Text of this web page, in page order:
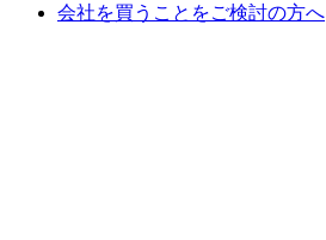
会社を買うことをご検討の方へ